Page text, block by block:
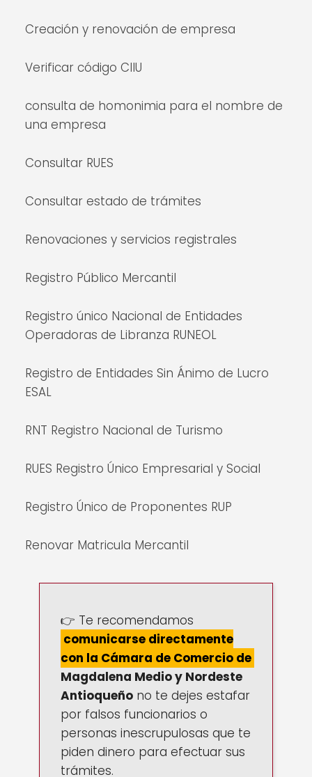
Creación y renovación de empresa
Verificar código CIIU
consulta de homonimia para el nombre de
una empresa
Consultar RUES
Consultar estado de trámites
Renovaciones y servicios registrales
Registro Público Mercantil
Registro único Nacional de Entidades
Operadoras de Libranza RUNEOL
Registro de Entidades Sin Ánimo de Lucro
ESAL
RNT Registro Nacional de Turismo
RUES Registro Único Empresarial y Social
Registro Único de Proponentes RUP
Renovar Matricula Mercantil
👉 Te recomendamos
comunicarse directamente
con la Cámara de Comercio de
Magdalena Medio y Nordeste
Antioqueño no te dejes estafar
por falsos funcionarios o
personas inescrupulosas que te
piden dinero para efectuar sus
trámites.